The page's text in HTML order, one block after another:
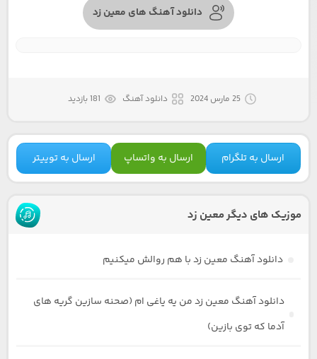
دانلود آهنگ های معین زد
25 مارس 2024 دانلود آهنگ 181 بازدید
ارسال به تلگرام ارسال به واتساپ ارسال به توییتر
موزیک های دیگر معین زد
دانلود آهنگ معین زد با هم روالش میکنیم
دانلود آهنگ معین زد من یه یاغی ام (صحنه سازین گریه های
آدما که توی بازین)